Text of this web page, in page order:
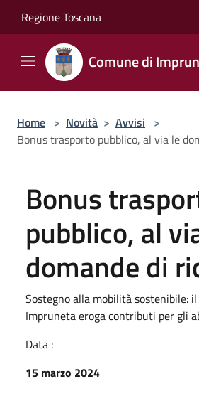
Regione Toscana
Comune di
Home > Novità > Avvisi >
Bonus trasporto pubblico, al via le
Bonus
pubblico, al
domande di
Sostegno alla mobilità sostenibile:
Impruneta eroga contributi per gli
Data :
15 marzo 2024